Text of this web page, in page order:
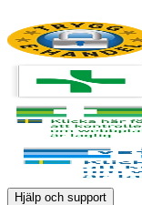
Hjälp och support